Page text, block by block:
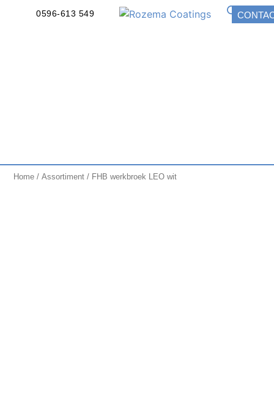
0596-613 549
Home /Assortiment / FHB werkbroek LEO wit